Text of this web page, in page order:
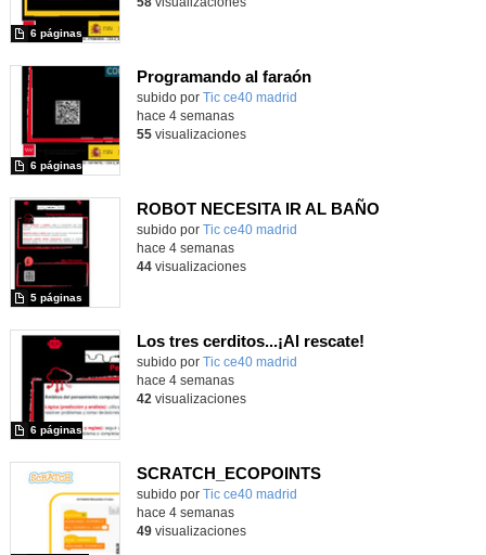
6 páginas
Programando al faraón
subido por Tic ce40 madrid
6 páginas
hace 4 semanas
55visualizaciones
ROBOT NECESITA IR AL BAÑO
subido por Tic ce40 madrid
5 páginas
hace 4 semanas
44visualizaciones
Los tres cerditos...¡Al rescate!
subido por Tic ce40 madrid
6 páginas
hace 4 semanas
42 visualizaciones
SCRATCH_ECOPOINTS
subido por Tic ce40 madrid
hace 4 semanas
49visualizaciones